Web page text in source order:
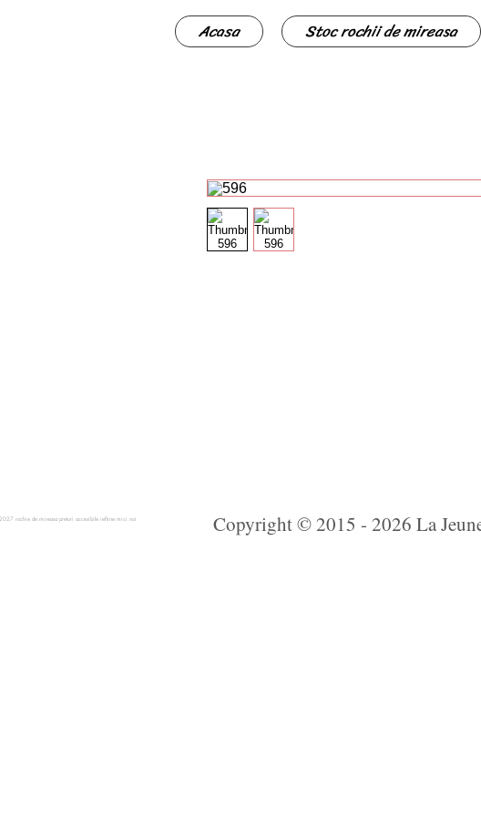
Acasa Stoc rochii de mireasa
rochie de mireasa preturi accesibile ieftine mici noi Copyright © 2015 - 2026 La